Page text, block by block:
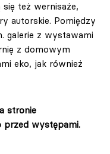
też wernisaże,
autorskie. Pomiędzy
galerie z wystawami
z domowym
eko, jak również
stronie
przed występami.